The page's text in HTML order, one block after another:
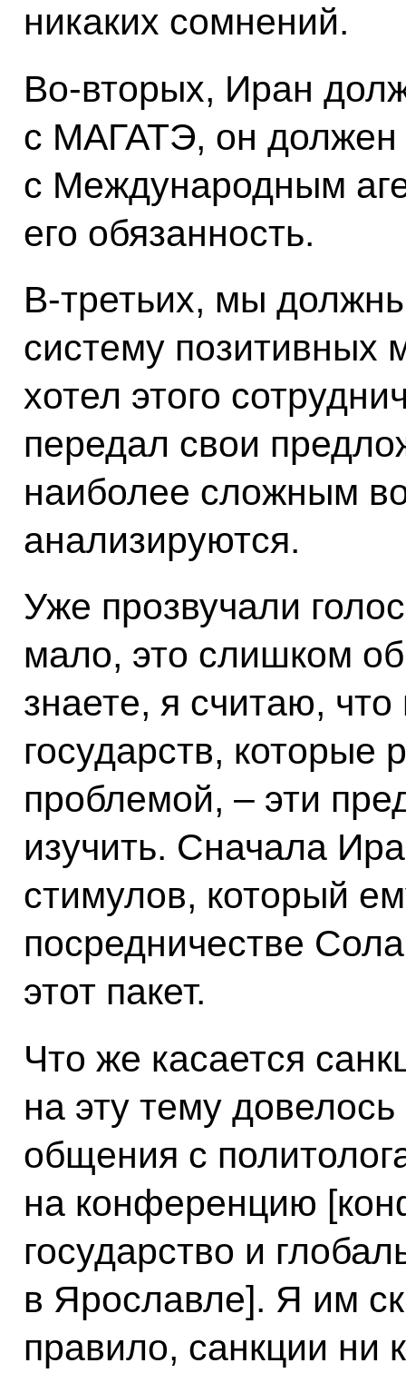
никаких сомнений.
Во‑вторых, Иран
с МАГАТЭ, он должен
с Международным
его обязанность.
В‑третьих, мы
систему позитивных
хотел этого
передал свои
наиболее сложным
анализируются.
Уже прозвучали
мало, это слишком
знаете, я считаю,
государств, которые
проблемой, – эти
изучить. Сначала
стимулов, который
посредничестве
этот пакет.
Что же касается
на эту тему
общения с
на конференцию
государство и
в Ярославле]. Я им
правило, санкции ни